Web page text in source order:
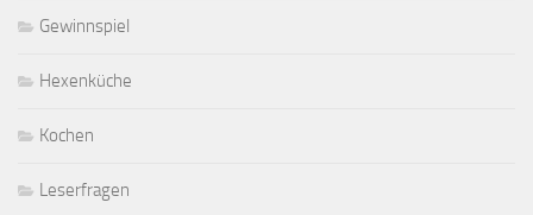
Gewinnspiel
Hexenküche
Kochen
Leserfragen